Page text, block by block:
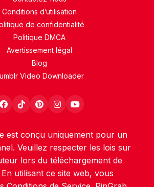
Conditions d’utilisation
de confidentialité
Politique DMCA
Avertissement légal
Blog
Video Downloader
est conçu uniquement pour un
Veuillez respecter les lois sur
lors du téléchargement de
utilisant ce site web, vous